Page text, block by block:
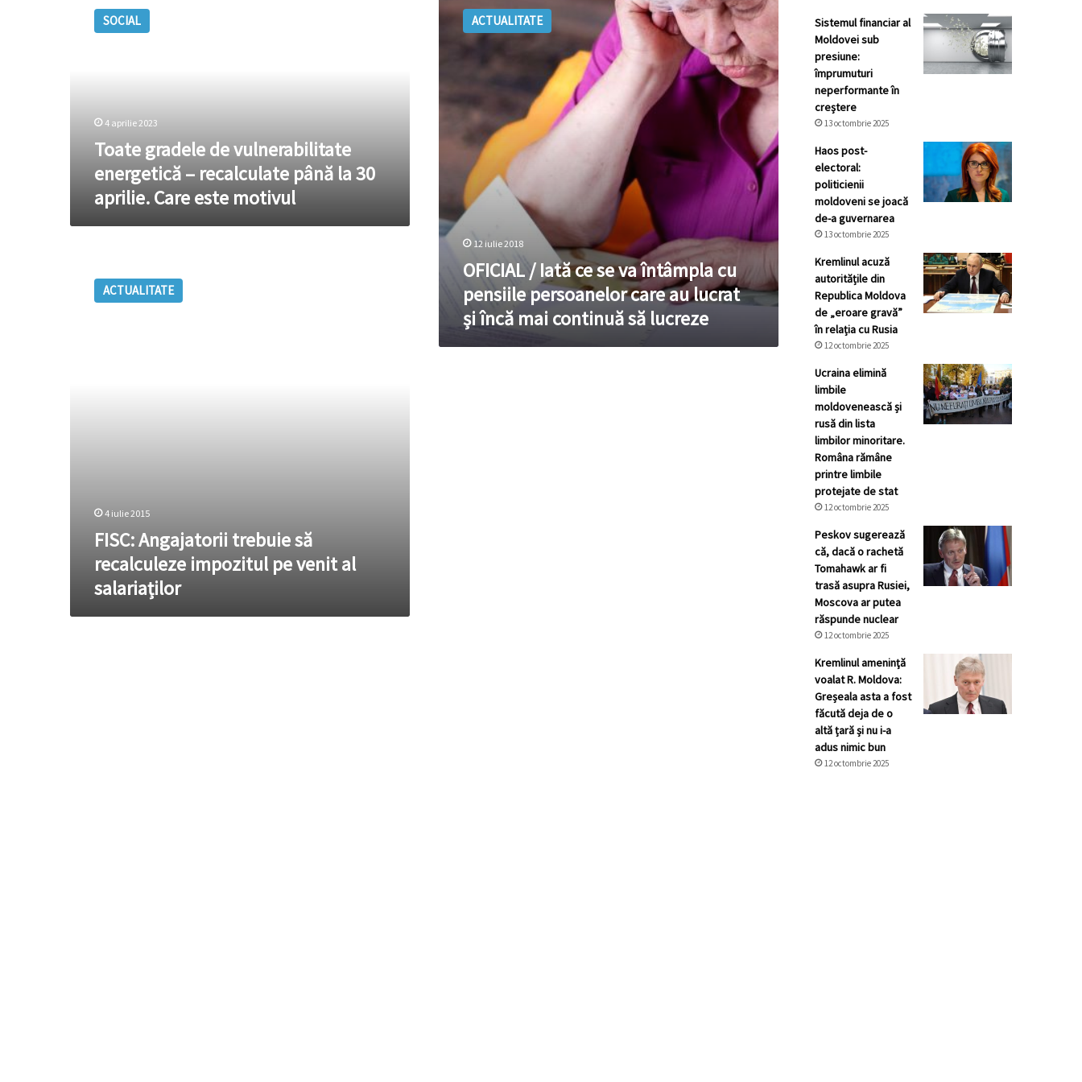
gradele
aprilie.
motivul
SOCIAL
4 aprilie 2023
Toate gradele de vulnerabilitate
energetică – recalculate până la 30
aprilie. Care este motivul
/
întâmpla
pensiile
persoanelor
încă
mai
continuă
lucreze
ACTUALITATE
12 iulie 2018
OFICIAL / Iată ce se va întâmpla cu
pensiile persoanelor care au lucrat
și încă mai continuă să lucreze
Angajatorii
trebuieACTUALITATE
4 iulie 2015
FISC: Angajatorii trebuie să
recalculeze impozitul pe venit al
salariaților
Sistemul financiar al
Moldovei sub
presiune:
împrumuturi
neperformante în
creștere
13 octombrie 2025
Haos post-
electoral:
politicienii
moldoveni se joacă
de-a guvernarea
13 octombrie 2025
Kremlinul acuză
autoritățile din
Republica Moldova
de „eroare gravă”
în relația cu Rusia
12 octombrie 2025
Ucraina elimină
limbile
moldovenească și
rusă din lista
limbilor minoritare.
Româna rămâne
printre limbile
protejate de stat
12 octombrie 2025
Peskov sugerează
că, dacă o rachetă
Tomahawk ar fi
trasă asupra Rusiei,
Moscova ar putea
răspunde nuclear
12 octombrie 2025
Kremlinul ameninţă
voalat R. Moldova:
Greșeala asta a fost
făcută deja de o
altă țară și nu i-a
adus nimic bun
12 octombrie 2025